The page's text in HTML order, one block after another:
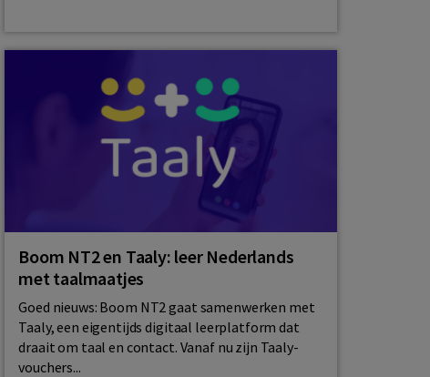
Boom NT2 en Taaly: leer Nederlands
met taalmaatjes
Goed nieuws: Boom NT2 gaat samenwerken met
Taaly, een eigentijds digitaal leerplatform dat
draait om taal en contact. Vanaf nu zijn Taaly-
vouchers...